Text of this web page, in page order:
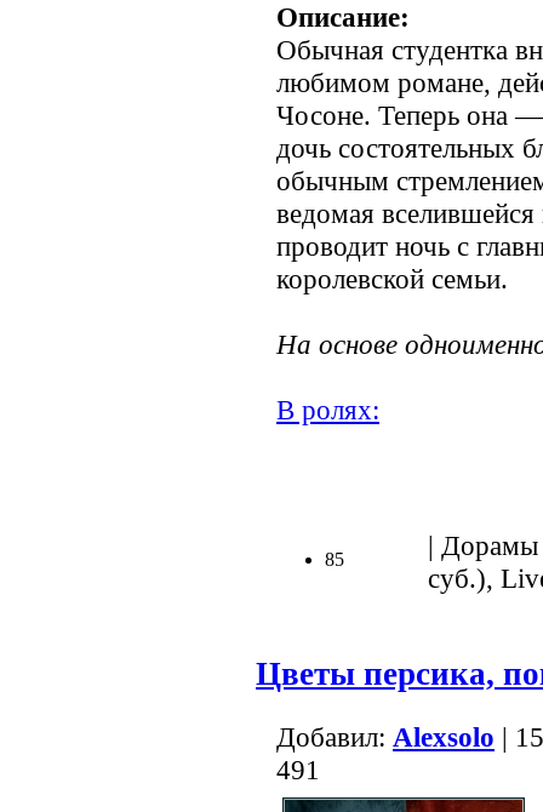
Описание:
Обычная студентка
любимом романе,
Чосоне. Теперь она
дочь состоятельных
обычным
ведомая
проводит ночь с
королевской семьи.
На основе
В ролях:
85
| Дорамы
суб.),
Цветы персика,
Добавил: Alexsolo |
491